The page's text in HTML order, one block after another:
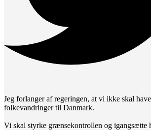
Jeg forlanger af regeringen, at vi ikke skal
folkevandringer til Danmark.
Vi skal styrke grænsekontrollen og igangsætte